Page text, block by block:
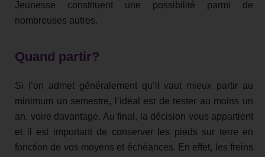
Jeunesse constituent une possibilité parmi de
nombreuses autres.
Quand partir?
Si l’on admet généralement qu’il vaut mieux partir au
minimum un semestre, l’idéal est de rester au moins un
an, voire davantage. Au final, la décision vous appartient
et il est important de conserver les pieds sur terre en
fonction de vos moyens et échéances. En effet, les freins